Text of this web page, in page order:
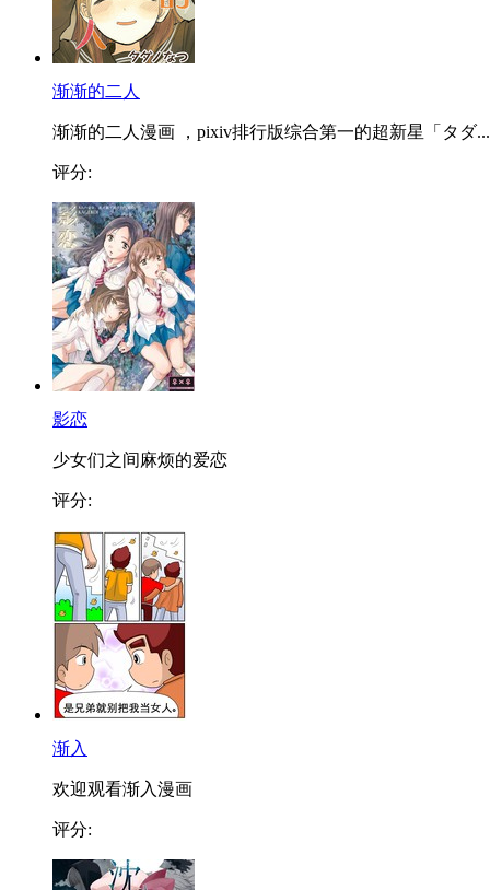
渐渐的二人
渐渐的二人漫画 ，pixiv排行版综合第一的超新星「タダ...
评分:
影恋
少女们之间麻烦的爱恋
评分:
渐入
欢迎观看渐入漫画
评分: